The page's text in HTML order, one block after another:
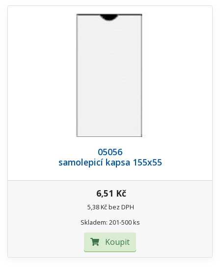
05056
samolepicí kapsa 155x55
6,51 Kč
5,38 Kč bez DPH
Skladem: 201-500 ks
Koupit